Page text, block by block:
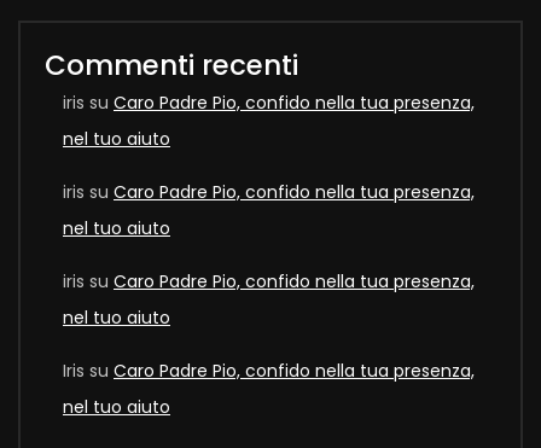
Commenti recenti
iris su Caro Padre Pio, confido nella tua presenza,
nel tuo aiuto
iris su Caro Padre Pio, confido nella tua presenza,
nel tuo aiuto
iris su Caro Padre Pio, confido nella tua presenza,
nel tuo aiuto
Iris su Caro Padre Pio, confido nella tua presenza,
nel tuo aiuto